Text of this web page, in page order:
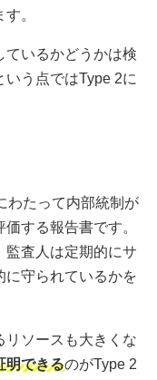
。
ているかどうかは検
う点ではType 2に
わたって内部統制が
する報告書です。
監査人は定期的にサ
に守られているかを
リソースも大きくな
明できるのがType 2